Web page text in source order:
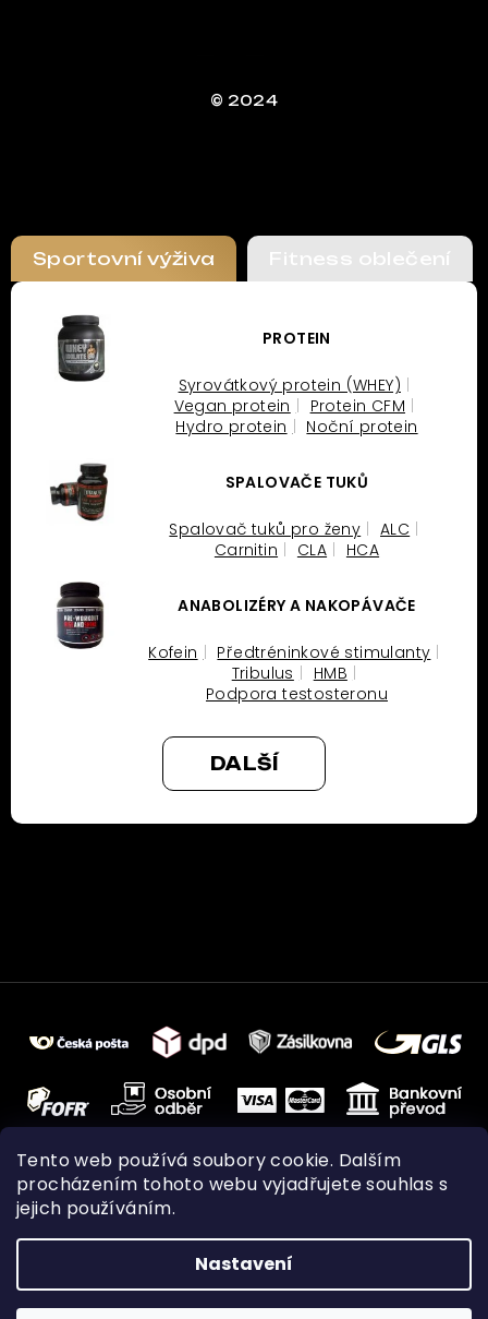
Tento web používá soubory cookie. Dalším
procházením tohoto webu vyjadřujete souhlas s
jejich používáním.
Nastavení
© 2024
Sportovní výživa Fitness oblečení
PROTEIN
Syrovátkový protein (WHEY)
Vegan protein
Protein CFM
Hydro protein
Noční protein
SPALOVAČE TUKŮ
Spalovač tuků pro ženy
ALC
Carnitin
CLA HCA
ANABOLIZÉRY A NAKOPÁVAČE
Kofein
Předtréninkové stimulanty
Tribulus
HMB
Podpora testosteronu
DALŠÍ
Vytvořil Shoptet